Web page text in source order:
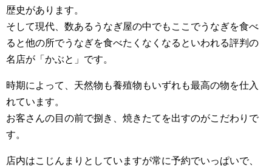
歴史があります。
そして現代、数あるうなぎ屋の中でもここでうなぎを食べ
ると他の所でうなぎを食べたくなくなるといわれる評判の
名店が「かぶと」です。
時期によって、天然物も養殖物もいずれも最高の物を仕入
れています。
お客さんの目の前で捌き、焼きたてを出すのがこだわりで
す。
店内はこじんまりとしていますが常に予約でいっぱいで、